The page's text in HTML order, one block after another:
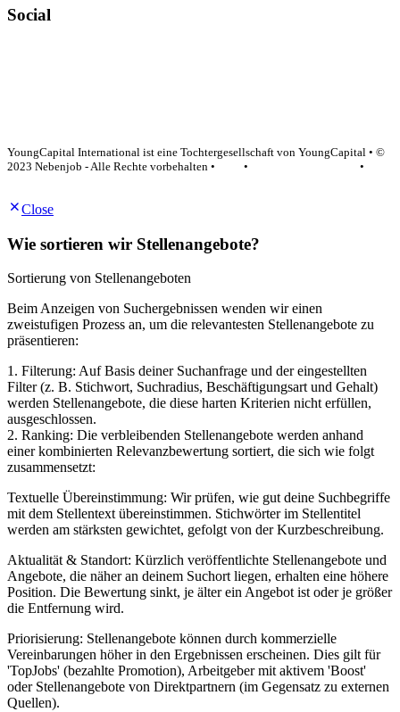
Social
YoungCapital International ist eine Tochtergesellschaft von YoungCapital • ©
2023 Nebenjob - Alle Rechte vorbehalten •
•
•
Close
Wie sortieren wir Stellenangebote?
Sortierung von Stellenangeboten
Beim Anzeigen von Suchergebnissen wenden wir einen
zweistufigen Prozess an, um die relevantesten Stellenangebote zu
präsentieren:
1. Filterung: Auf Basis deiner Suchanfrage und der eingestellten
Filter (z. B. Stichwort, Suchradius, Beschäftigungsart und Gehalt)
werden Stellenangebote, die diese harten Kriterien nicht erfüllen,
ausgeschlossen.
2. Ranking: Die verbleibenden Stellenangebote werden anhand
einer kombinierten Relevanzbewertung sortiert, die sich wie folgt
zusammensetzt:
Textuelle Übereinstimmung: Wir prüfen, wie gut deine Suchbegriffe
mit dem Stellentext übereinstimmen. Stichwörter im Stellentitel
werden am stärksten gewichtet, gefolgt von der Kurzbeschreibung.
Aktualität & Standort: Kürzlich veröffentlichte Stellenangebote und
Angebote, die näher an deinem Suchort liegen, erhalten eine höhere
Position. Die Bewertung sinkt, je älter ein Angebot ist oder je größer
die Entfernung wird.
Priorisierung: Stellenangebote können durch kommerzielle
Vereinbarungen höher in den Ergebnissen erscheinen. Dies gilt für
'TopJobs' (bezahlte Promotion), Arbeitgeber mit aktivem 'Boost'
oder Stellenangebote von Direktpartnern (im Gegensatz zu externen
Quellen).